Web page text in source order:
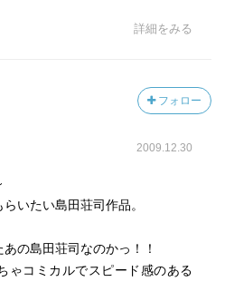
詳細をみる
フォロー
2009.12.30
いたい島田荘司作品。
の島田荘司なのかっ！！
ゃコミカルでスピード感のある